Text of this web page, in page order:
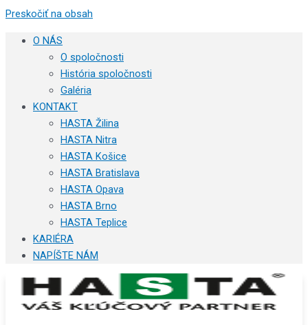
Preskočiť na obsah
O NÁS
O spoločnosti
História spoločnosti
Galéria
KONTAKT
HASTA Žilina
HASTA Nitra
HASTA Košice
HASTA Bratislava
HASTA Opava
HASTA Brno
HASTA Teplice
KARIÉRA
NAPÍŠTE NÁM